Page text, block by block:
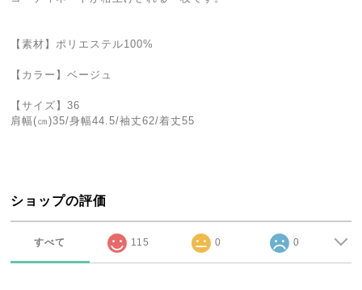
【素材】ポリエステル100%
【カラー】ベージュ
【サイズ】36
肩幅(㎝)35/身幅44.5/袖丈62/着丈55
ショップの評価
すべて 115 0 0